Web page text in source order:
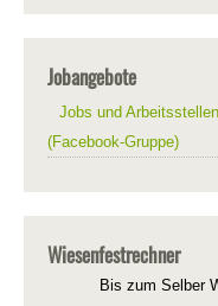
Jobangebote
Jobs und
(Facebook-Gruppe)
Wiesenfestrechner
Bis zum Selber